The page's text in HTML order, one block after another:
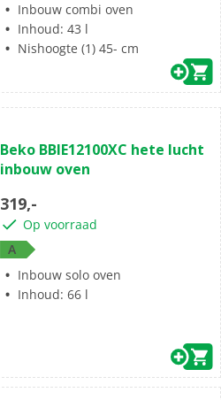
Inbouw combi oven
Inhoud: 43 l
Nishoogte (1) 45- cm
van
de
sterren.
Beko BBIE12100XC hete lucht
inbouw oven
319,-
Op voorraad
A
Inbouw solo oven
Inhoud: 66 l